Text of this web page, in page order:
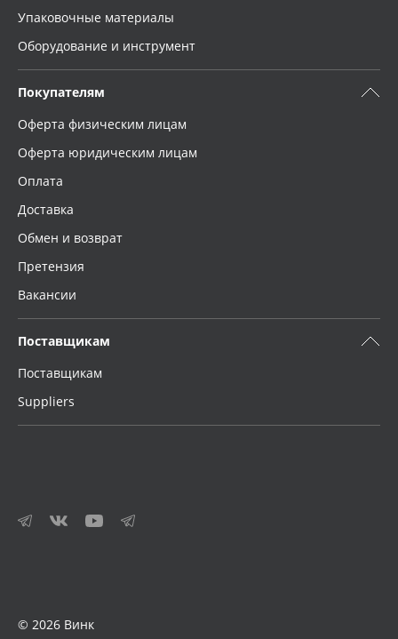
Упаковочные материалы
Оборудование и инструмент
Покупателям
Оферта физическим лицам
Оферта юридическим лицам
Оплата
Доставка
Обмен и возврат
Претензия
Вакансии
Поставщикам
Поставщикам
Suppliers
© 2026 Винк